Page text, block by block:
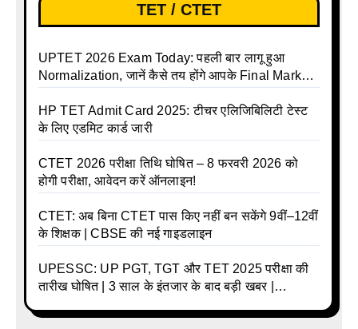
TET / CTET
UPTET 2026 Exam Today: पहली बार लागू हुआ
Normalization, जानें कैसे तय होंगे आपके Final Marks
HP TET Admit Card 2025: टीचर एलिजिबिलिटी टेस्ट
के लिए एडमिट कार्ड जारी
CTET 2026 परीक्षा तिथि घोषित – 8 फरवरी 2026 को
होगी परीक्षा, आवेदन करें ऑनलाइन!
CTET: अब बिना CTET पास किए नहीं बन सकेंगे 9वीं–12वीं
के शिक्षक | CBSE की नई गाइडलाइन
UPESSC: UP PGT, TGT और TET 2025 परीक्षा की
तारीख घोषित | 3 साल के इंतजार के बाद बड़ी खबर |